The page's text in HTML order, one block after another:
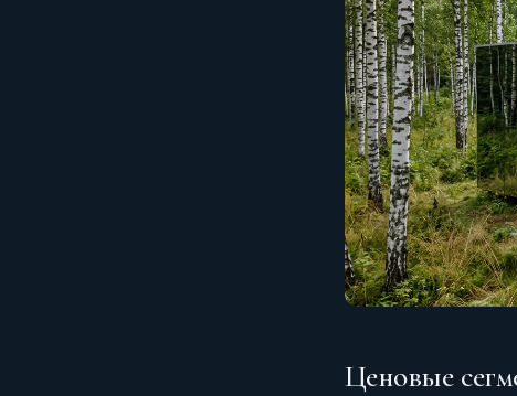
Ценовые